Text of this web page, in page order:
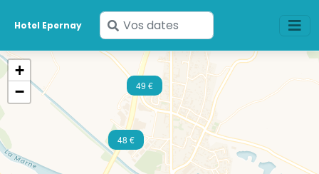
Hotel Epernay
Saisissez
vos
dates
48 €
49 €
+
−